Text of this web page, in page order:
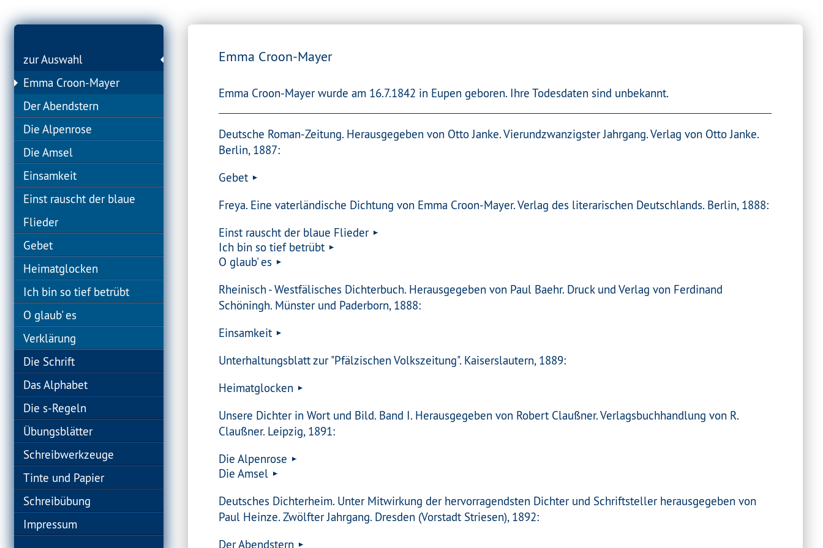
zur Auswahl
Emma Croon-Mayer
Der Abendstern
Die Alpenrose
Die Amsel
Einsamkeit
Einst rauscht der blaue
Flieder
Gebet
Heimatglocken
Ich bin so tief betrübt
O glaub' es
Verklärung
Die Schrift
Das Alphabet
Die s-Regeln
Übungsblätter
Schreibwerkzeuge
Tinte und Papier
Schreibübung
Impressum
Emma Croon-Mayer
Emma Croon-Mayer wurde am 16.7.1842 in Eupen geboren. Ihre Todesdaten sind unbekannt.
Deutsche Roman-Zeitung. Herausgegeben von Otto Janke. Vierundzwanzigster Jahrgang. Verlag von Otto Janke.
Berlin, 1887:
Gebet
Freya. Eine vaterländische Dichtung von Emma Croon-Mayer. Verlag des literarischen Deutschlands. Berlin, 1888:
Einst rauscht der blaue Flieder
Ich bin so tief betrübt
O glaub' es
Rheinisch - Westfälisches Dichterbuch. Herausgegeben von Paul Baehr. Druck und Verlag von Ferdinand
Schöningh. Münster und Paderborn, 1888:
Einsamkeit
Unterhaltungsblatt zur "Pfälzischen Volkszeitung". Kaiserslautern, 1889:
Heimatglocken
Unsere Dichter in Wort und Bild. Band I. Herausgegeben von Robert Claußner. Verlagsbuchhandlung von R.
Claußner. Leipzig, 1891:
Die Alpenrose
Die Amsel
Deutsches Dichterheim. Unter Mitwirkung der hervorragendsten Dichter und Schriftsteller herausgegeben von
Paul Heinze. Zwölfter Jahrgang. Dresden (Vorstadt Striesen), 1892:
Der Abendstern